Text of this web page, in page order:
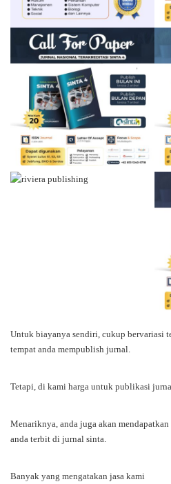
Untuk biayanya sendiri, cukup bervariasi
tempat anda mempublish jurnal.
Tetapi, di kami harga untuk publikasi
Menariknya, anda juga akan
anda terbit di jurnal sinta.
Banyak yang mengatakan jasa kami